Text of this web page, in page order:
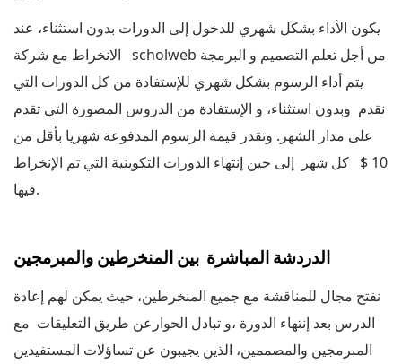
يكون الأداء بشكل شهري للدخول إلى الدورات بدون استثناء، عند
الانخراط مع شركة scholweb من أجل تعلم التصميم و البرمجة
يتم أداء الرسوم بشكل شهري للإستفادة من كل الدورات التي
نقدم وبدون استثناء، و الإستفادة من الدروس المصورة التي تقدم
على مدار الشهر. وتقدر قيمة الرسوم المدفوعة شهريا بأقل من
10 $ كل شهر إلى حين إنتهاء الدورات التكوينية التي تم الإنخراط
فيها.
الدردشة المباشرة بين المنخرطين والمبرمجين
نفتح مجال للمناقشة مع جميع المنخرطين، حيث يمكن لهم إعادة
الدرس بعد إنتهاء الدورة ،و تبادل الحوارعن طريق التعليقات مع
المبرمجين والمصممين، الذين يجيبون عن تساؤلات المستفيدين